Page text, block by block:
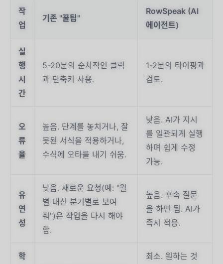
작
업
기존 "꿀팁"
RowSpeak (AI
에이전트)
실
행
시
간
5-20분의 순차적인 클릭
과 단축키 사용.
1-2분의 타이핑과
검토.
오
류
율
높음. 단계를 놓치거나, 잘
못된 서식을 적용하거나,
수식에 오타를 내기 쉬움.
낮음. AI가 지시
를 일관되게 실행
하며 쉽게 수정
가능.
유
연
성
낮음. 새로운 요청(예: "월
별 대신 분기별로 보여
줘")은 작업을 다시 해야
함.
높음. 후속 질문
을 하면 됨. AI가
즉시 적응.
학
최소. 원하는 것